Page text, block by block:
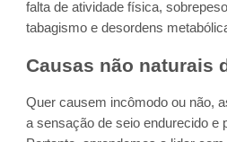
falta de atividade física,
tabagismo e desordens
Causas não naturais
Quer causem incômodo ou não,
a sensação de seio endurecido e